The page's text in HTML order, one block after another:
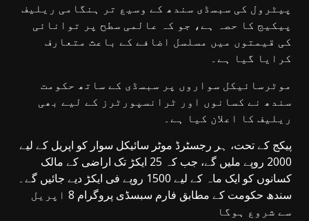
پیٹرول کی سبسڈی سندھ کے وسیع تر ہنگامی ریلیف
پیکیج کا حصہ ہے، جو کہ عالمی سطح پر توانائی
کی قیمتوں میں مسلسل اضافے کے باعث متعارف
کرایا گیا ہے۔
موٹرسائیکل سواروں پر سبسڈی کے ساتھ حکومت
سندھ نے کسانوں اور ٹرانسپورٹرز کے لیے بھی
ریلیف کا اعلان کیا ہے۔
پیکج کے تحت، ہر رجسٹرڈ موٹر سائیکل سوار کو اپریل کے لیے
2000 روپے ملیں گے، جب کہ 25 ایکڑ تک اراضی کے مالک
کسانوں کو ایک ماہ کے لیے 1500 روپے فی ایکڑ دیے جائیں گے۔
سندھ حکومت کے مطابق فارم سبسڈی پروگرام 8 اپریل
سے شروع ہوگا